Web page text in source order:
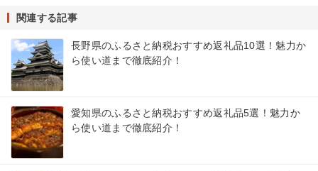
関連する記事
長野県のふるさと納税おすすめ返礼品10選！魅力か
ら使い道まで徹底紹介！
愛知県のふるさと納税おすすめ返礼品5選！魅力か
ら使い道まで徹底紹介！